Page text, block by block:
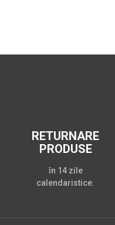
RETURNARE
PRODUSE
în 14 zile
calendaristice.